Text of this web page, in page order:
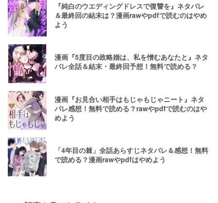
『純白のウエディングドレスで復讐を』ネタバレ
＆最終回の結末は？漫画rawやpdfで読むのはやめ
よう
漫画『5度目の政略婚は、私を憎むあなたと』ネタ
バレ全話＆結末・最終回予想！無料で読める？
漫画『お見合い相手はもじゃもじゃニート』ネタ
バレ感想！無料で読める？rawやpdfで読むのはや
めよう
「4年目の棘」全話あらすじネタバレ＆感想！無料
で読める？漫画rawやpdfはやめよう